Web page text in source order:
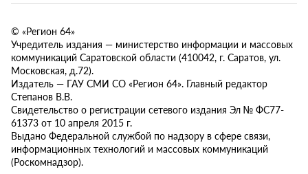
© «Регион 64»
Учредитель издания — министерство информации и массовых
коммуникаций Саратовской области (410042, г. Саратов, ул.
Московская, д.72).
Издатель — ГАУ СМИ СО «Регион 64». Главный редактор
Степанов В.В.
Свидетельство о регистрации сетевого издания Эл № ФС77-
61373 от 10 апреля 2015 г.
Выдано Федеральной службой по надзору в сфере связи,
информационных технологий и массовых коммуникаций
(Роскомнадзор).